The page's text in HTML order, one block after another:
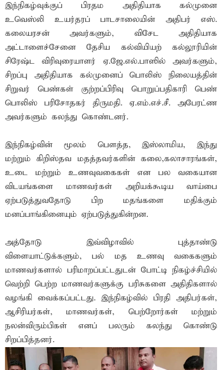
இந்நிகழ்வுக்குப் பிரதம அதிதியாக கல்முனை
உவெஸ்லி உயர்தரப் பாடசாலையின் அதிபர் எஸ்.
கலையரசன் அவர்களும், விசேட அதிதியாக
அட்டாளைச்சேனை தேசிய கல்வியியற் கல்லூரியின்
சிரேஷ்ட விரிவுரையாளர் ஏ.ஜே.எல்.பாஸில் அவர்களும்,
சிறப்பு அதிதியாக கல்முனைப் பொலிஸ் நிலையத்தின்
சிறுவர் பெண்கள் குற்றப்பிரிவு பொறுப்பதிகாரி பெண்
பொலிஸ் பரிசோதகர் திருமதி. ஏ.எம்.எச்.சீ. அபேரட்ண
அவர்களும் கலந்து கொண்டனர்.
இந்நிகழ்வின் மூலம் பௌத்த, இஸ்லாமிய, இந்து
மற்றும் கிறிஸ்தவ மதத்தவர்களின் கலை,கலாசாரங்கள்,
உடை மற்றும் உணவுவகைகள் என பல வகையான
விடயங்களை மாணவர்கள் அறியக்கூடிய வாய்பை
ஏற்படுத்துவதோடு பிற மதங்களை மதிக்கும்
மனப்பாங்கினையும் ஏற்படுத்துகின்றன.
அத்தோடு இவ்விழாவில் புத்தாண்டு
விளையாட்டுக்களும், பல் மத உணவு வகைகளும்
மாணவர்களால் பரிமாறப்பட்டதுடன் போட்டி நிகழ்ச்சியில்
வெற்றி பெற்ற மாணவர்களுக்கு பரிசுகளை அதிதிகளால்
வழங்கி வைக்கப்பட்டது. இந்நிகழ்வில் பிரதி அதிபர்கள்,
ஆசிரியர்கள், மாணவர்கள், பெற்றோர்கள் மற்றும்
நலன்விரும்பிகள் எனப் பலரும் கலந்து கொண்டு
சிறப்பித்தனர்.